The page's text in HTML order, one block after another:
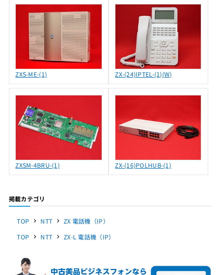
ZXS-ME-(1) ZX-(24)IPTEL-(1)(W)
ZXSM-4BRU-(1) ZX-(16)POLHUB-(1)
掲載カテゴリ
TOP NTT
ZX 電話機（IP）
TOP
NTT ZX-L 電話機（IP）